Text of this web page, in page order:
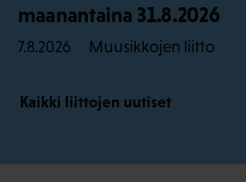
maanantaina 31.8.2026
7.8.2026 Muusikkojen liitto
Kaikki liittojen uutiset